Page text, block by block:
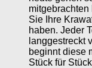
Sie Ihre
haben. Jeder
langgestreckt
beginnt diese
Stück für